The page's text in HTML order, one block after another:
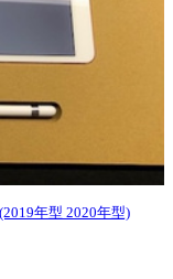
年型 2020年型)